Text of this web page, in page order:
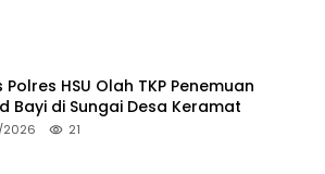
Polres HSU Olah TKP Penemuan
Bayi di Sungai Desa Keramat
21